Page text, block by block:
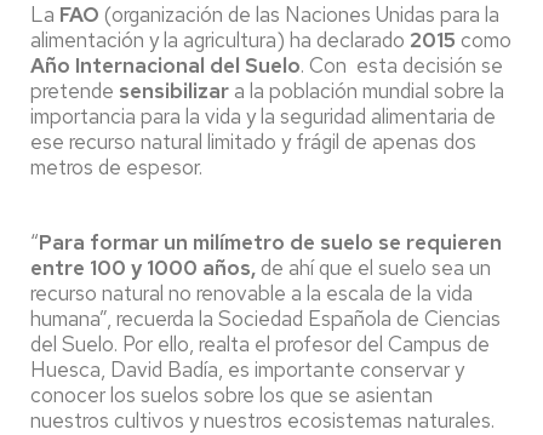
La FAO (organización de las Naciones Unidas para la
alimentación y la agricultura) ha declarado 2015 como
Año Internacional del Suelo. Con esta decisión se
pretende sensibilizar a la población mundial sobre la
importancia para la vida y la seguridad alimentaria de
ese recurso natural limitado y frágil de apenas dos
metros de espesor.
“Para formar un milímetro de suelo se requieren
entre 100 y 1000 años,de ahí que el suelo sea un
recurso natural no renovable a la escala de la vida
humana”, recuerda la Sociedad Española de Ciencias
del Suelo. Por ello, realta el profesor del Campus de
Huesca, David Badía, es importante conservar y
conocer los suelos sobre los que se asientan
nuestros cultivos y nuestros ecosistemas naturales.